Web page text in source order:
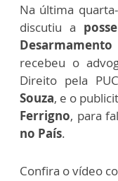
Na última
discutiu a
recebeu o
Direito pela
Souza, e o
Ferrigno, para
no País.
Confira o vídeo